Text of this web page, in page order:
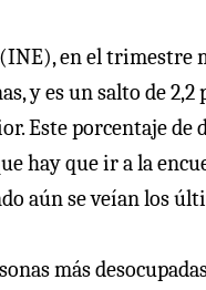
en el trimestre
y es un salto de
porcentaje de
hay que ir a la
aún se veían los
más